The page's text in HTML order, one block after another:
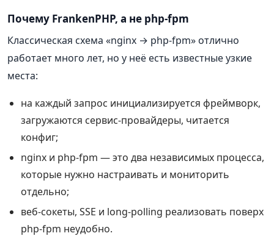
Почему FrankenPHP, а не php-fpm
Классическая схема «nginx → php-fpm» отлично
работает много лет, но у неё есть известные узкие
места:
на каждый запрос инициализируется фреймворк,
загружаются сервис-провайдеры, читается
конфиг;
nginx и php-fpm — это два независимых процесса,
которые нужно настраивать и мониторить
отдельно;
веб-сокеты, SSE и long-polling реализовать поверх
php-fpm неудобно.